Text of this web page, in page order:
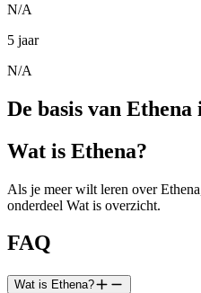
N/A
5 jaar
N/A
De basis van Ethena
Wat is Ethena?
Als je meer wilt leren over
onderdeel Wat is overzicht.
FAQ
Wat is Ethena?